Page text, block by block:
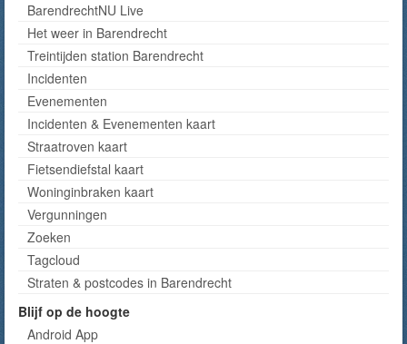
BarendrechtNU Live
Het weer in Barendrecht
Treintijden station Barendrecht
Incidenten
Evenementen
Incidenten & Evenementen kaart
Straatroven kaart
Fietsendiefstal kaart
Woninginbraken kaart
Vergunningen
Zoeken
Tagcloud
Straten & postcodes in Barendrecht
Blijf op de hoogte
Android App